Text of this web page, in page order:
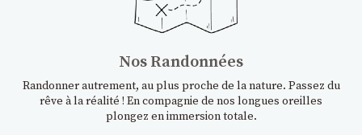
Nos Randonnées
Randonner autrement, au plus proche de la nature. Passez du
rêve à la réalité ! En compagnie de nos longues oreilles
plongez en immersion totale.